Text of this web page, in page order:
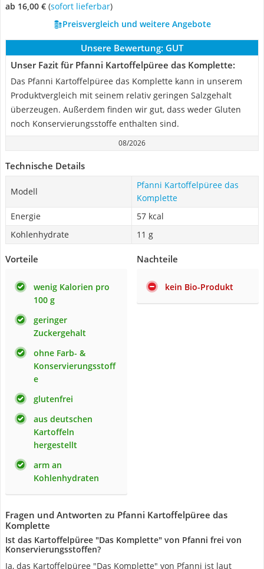
ab 16,00 € ( Sofort lieferbar)
Preisvergleich und weitere Angebote
Unsere Bewertung: GUT
Unser Fazit für Pfanni Kartoffelpüree das Komplette:
Das Pfanni Kartoffelpüree das Komplette kann in unserem
Produktvergleich mit seinem relativ geringen Salzgehalt
überzeugen. Außerdem finden wir gut, dass weder Gluten
noch Konservierungsstoffe enthalten sind.
08/2026
Technische Details
Modell
Pfanni Kartoffelpüree das
Komplette
Energie
57 kcal
Kohlenhydrate
11 g
Vorteile
wenig Kalorien pro
100 g
geringer
Zuckergehalt
ohne Farb- &
Konservierungsstoff
e
glutenfrei
aus deutschen
Kartoffeln
hergestellt
arm an
Kohlenhydraten
Nachteile
kein Bio-Produkt
Fragen und Antworten zu Pfanni Kartoffelpüree das
Komplette
Ist das Kartoffelpüree "Das Komplette" von Pfanni frei von
Konservierungsstoffen?
Ja, das Kartoffelpüree "Das Komplette" von Pfanni ist laut